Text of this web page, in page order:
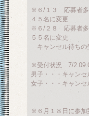
※６/１３ 応募者多
４５名に変更
※６/２８ 応募者多
５５名に変更
キャンセル待ちの
※受付状況 7/2
男子・・・キャンセ
女子・・・キャンセ
※６月１８日に参加